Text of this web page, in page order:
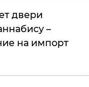
двери
–
на импорт